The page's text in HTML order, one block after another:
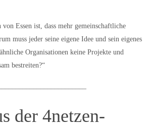
Essen ist, dass mehr gemeinschaftliche
muss jeder seine eigene Idee und sein eigenes
Organisationen keine Projekte und
bestreiten?“
der 4netzen-